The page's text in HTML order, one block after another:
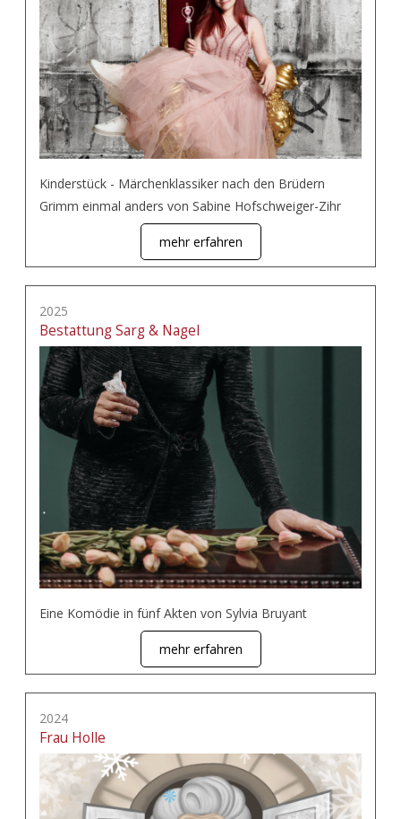
Kinderstück - Märchenklassiker nach den Brüdern
Grimm einmal anders von Sabine Hofschweiger-Zihr
mehr erfahren
2025
Bestattung Sarg & Nagel
Eine Komödie in fünf Akten von Sylvia Bruyant
mehr erfahren
2024
Frau Holle